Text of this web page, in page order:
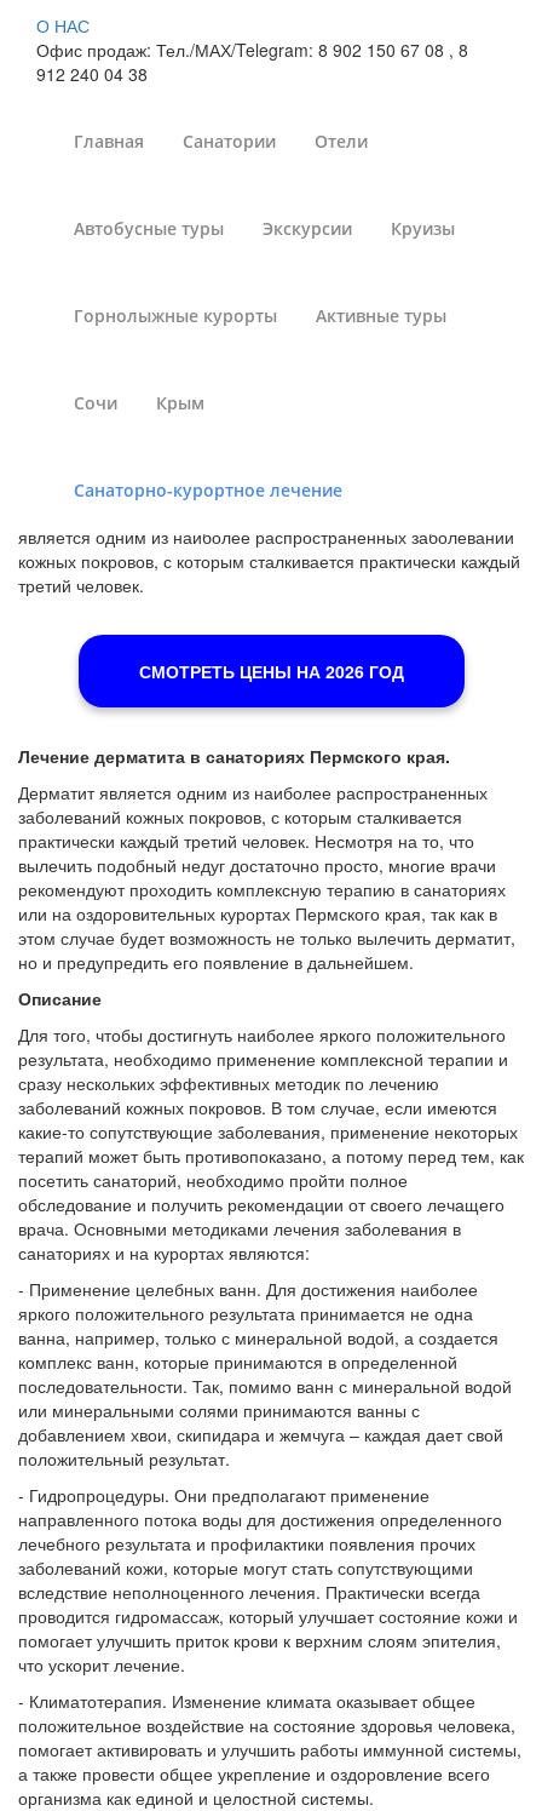
О НАС
Офис продаж: Тел./МАХ/Telegram: 8 902 150 67 08 , 8
912 240 04 38
Главная Санатории Отели
Автобусные туры Экскурсии Круизы
Горнолыжные курорты Активные туры
Сочи Крым
Санаторно-курортное лечение
Лечение дерматита в
санаториях Пермского
края
является одним из наиболее распространенных заболеваний
кожных покровов, с которым сталкивается практически каждый
третий человек.
СМОТРЕТЬ ЦЕНЫ НА 2026 ГОД
Лечение дерматита в санаториях Пермского края.
Дерматит является одним из наиболее распространенных
заболеваний кожных покровов, с которым сталкивается
практически каждый третий человек. Несмотря на то, что
вылечить подобный недуг достаточно просто, многие врачи
рекомендуют проходить комплексную терапию в санаториях
или на оздоровительных курортах Пермского края, так как в
этом случае будет возможность не только вылечить дерматит,
но и предупредить его появление в дальнейшем.
Описание
Для того, чтобы достигнуть наиболее яркого положительного
результата, необходимо применение комплексной терапии и
сразу нескольких эффективных методик по лечению
заболеваний кожных покровов. В том случае, если имеются
какие-то сопутствующие заболевания, применение некоторых
терапий может быть противопоказано, а потому перед тем, как
посетить санаторий, необходимо пройти полное
обследование и получить рекомендации от своего лечащего
врача. Основными методиками лечения заболевания в
санаториях и на курортах являются:
- Применение целебных ванн. Для достижения наиболее
яркого положительного результата принимается не одна
ванна, например, только с минеральной водой, а создается
комплекс ванн, которые принимаются в определенной
последовательности. Так, помимо ванн с минеральной водой
или минеральными солями принимаются ванны с
добавлением хвои, скипидара и жемчуга – каждая дает свой
положительный результат.
- Гидропроцедуры. Они предполагают применение
направленного потока воды для достижения определенного
лечебного результата и профилактики появления прочих
заболеваний кожи, которые могут стать сопутствующими
вследствие неполноценного лечения. Практически всегда
проводится гидромассаж, который улучшает состояние кожи и
помогает улучшить приток крови к верхним слоям эпителия,
что ускорит лечение.
- Климатотерапия. Изменение климата оказывает общее
положительное воздействие на состояние здоровья человека,
помогает активировать и улучшить работы иммунной системы,
а также провести общее укрепление и оздоровление всего
организма как единой и целостной системы.